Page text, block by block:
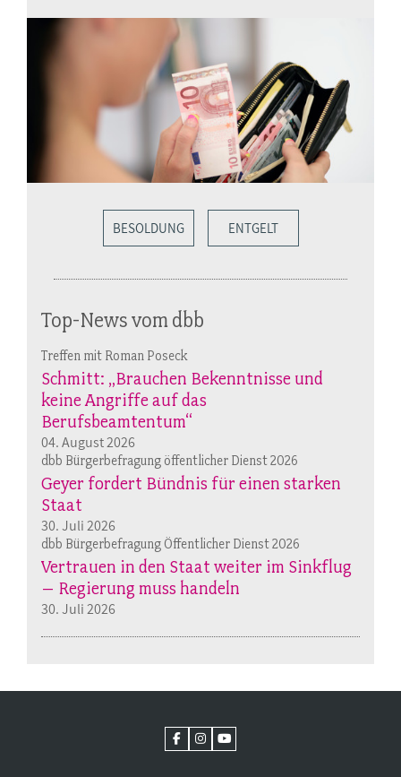
BESOLDUNG ENTGELT
Top-News vom dbb
Treffen mit Roman Poseck
Schmitt: „Brauchen Bekenntnisse und
keine Angriffe auf das
Berufsbeamtentum“
04. August 2026
dbb Bürgerbefragung öffentlicher Dienst 2026
Geyer fordert Bündnis für einen starken
Staat
30. Juli 2026
dbb Bürgerbefragung Öffentlicher Dienst 2026
Vertrauen in den Staat weiter im Sinkflug
– Regierung muss handeln
30. Juli 2026